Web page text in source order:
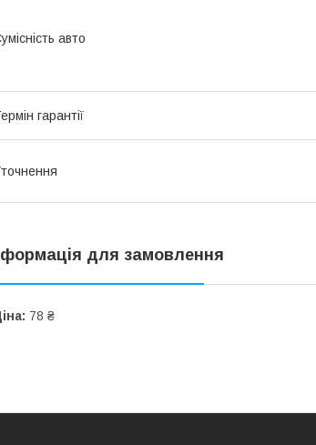
авто
гарантії
для замовлення
78 ₴